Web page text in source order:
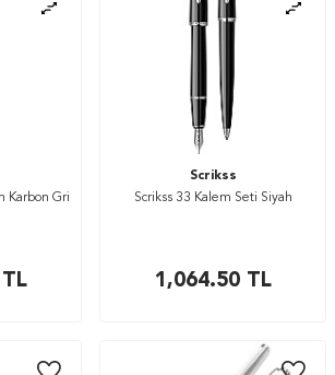
Karbon Gri
Scrikss
Scrikss 33 Kalem Seti Siyah
1,064.50TL